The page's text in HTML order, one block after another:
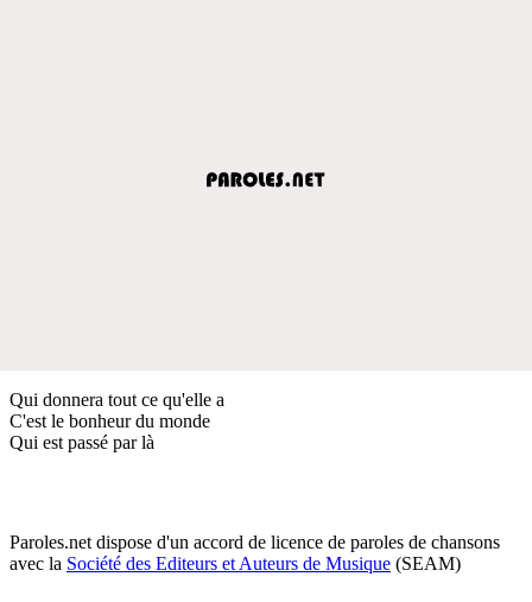
Qui donnera tout ce qu'elle a
C'est le bonheur du monde
Qui est passé par là
Paroles.net dispose d'un accord de licence de paroles de chansons
avec la Société des Editeurs et Auteurs de Musique (SEAM)